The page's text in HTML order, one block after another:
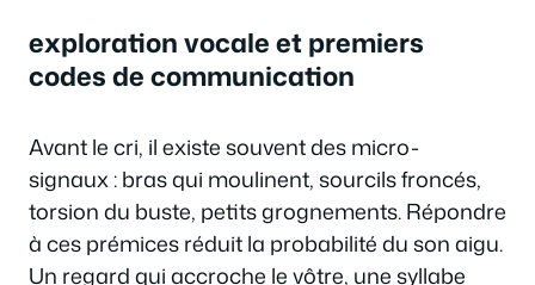
exploration vocale et premiers
codes de communication
Avant le cri, il existe souvent des micro-
signaux : bras qui moulinent, sourcils froncés,
torsion du buste, petits grognements. Répondre
à ces prémices réduit la probabilité du son aigu.
Un regard qui accroche le vôtre, une syllabe